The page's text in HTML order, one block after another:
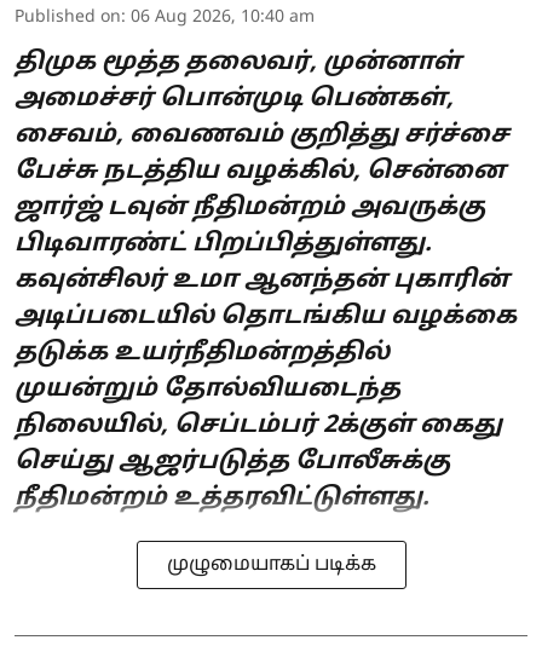
Published on: 06 Aug 2026, 10:40 am
திமுக மூத்த தலைவர், முன்னாள்
அமைச்சர் பொன்முடி பெண்கள்,
சைவம், வைணவம் குறித்து சர்ச்சை
பேச்சு நடத்திய வழக்கில், சென்னை
ஜார்ஜ் டவுன் நீதிமன்றம் அவருக்கு
பிடிவாரண்ட் பிறப்பித்துள்ளது.
கவுன்சிலர் உமா ஆனந்தன் புகாரின்
அடிப்படையில் தொடங்கிய வழக்கை
தடுக்க உயர்நீதிமன்றத்தில்
முயன்றும் தோல்வியடைந்த
நிலையில், செப்டம்பர் 2க்குள் கைது
செய்து ஆஜர்படுத்த போலீசுக்கு
நீதிமன்றம் உத்தரவிட்டுள்ளது.
முழுமையாகப் படிக்க